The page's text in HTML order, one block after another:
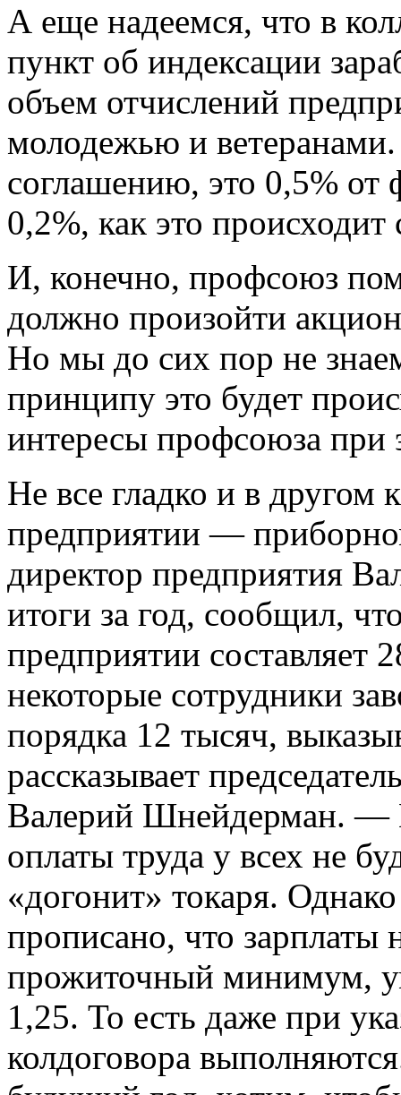
А еще надеемся, что в
пункт об индексации
объем отчислений
молодежью и
соглашению, это 0,5% от
0,2%, как это происходит
И, конечно, профсоюз
должно произойти
Но мы до сих пор не
принципу это будет
интересы профсоюза при
Не все гладко и в
предприятии —
директор предприятия
итоги за год, сообщил,
предприятии составляет
некоторые сотрудники
порядка 12 тысяч,
рассказывает
Валерий Шнейдерман. —
оплаты труда у всех не
«догонит» токаря.
прописано, что
прожиточный минимум,
1,25. То есть даже при
колдоговора